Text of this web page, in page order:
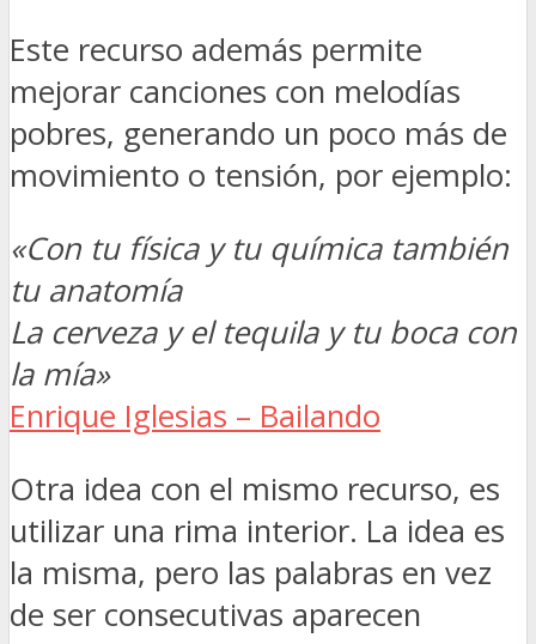
Este recurso además permite
mejorar canciones con melodías
pobres, generando un poco más de
movimiento o tensión, por ejemplo:
«Con tu física y tu química también
tu anatomía
La cerveza y el tequila y tu boca con
la mía»
Enrique Iglesias – Bailando
Otra idea con el mismo recurso, es
utilizar una rima interior. La idea es
la misma, pero las palabras en vez
de ser consecutivas aparecen